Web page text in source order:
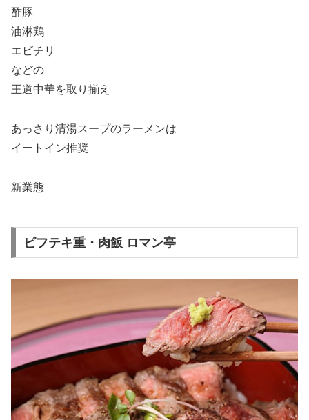
酢豚
油淋鶏
エビチリ
などの
王道中華を取り揃え
あっさり清湯スープのラーメンは
イートイン推奨
新業態
ビフテキ重・肉飯 ロマン亭